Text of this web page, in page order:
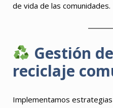
de vida de las comunidades.
Gestión
reciclaje
Implementamos